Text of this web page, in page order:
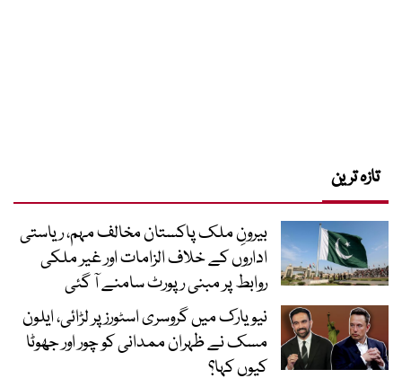
تازہ ترین
بیرونِ ملک پاکستان مخالف مہم، ریاستی
اداروں کے خلاف الزامات اور غیر ملکی
روابط پر مبنی رپورٹ سامنے آ گئی
نیویارک میں گروسری اسٹورز پر لڑائی، ایلون
مسک نے ظہران ممدانی کو چور اور جھوٹا
کیوں کہا؟